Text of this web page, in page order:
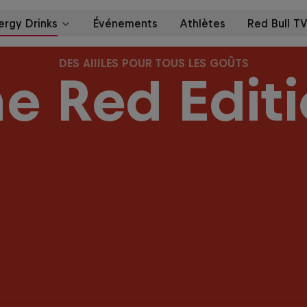
Red
DES AIIILES POUR TOUS LES GOÛTS